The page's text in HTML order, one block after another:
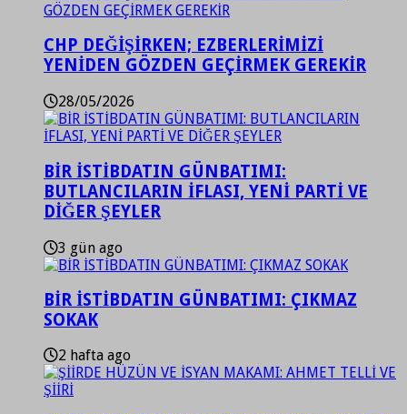
CHP DEĞİŞİRKEN; EZBERLERİMİZİ
YENİDEN GÖZDEN GEÇİRMEK GEREKİR
28/05/2026
BİR İSTİBDATIN GÜNBATIMI:
BUTLANCILARIN İFLASI, YENİ PARTİ VE
DİĞER ŞEYLER
3 gün ago
BİR İSTİBDATIN GÜNBATIMI: ÇIKMAZ
SOKAK
2 hafta ago